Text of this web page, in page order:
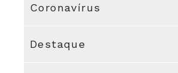
Coronavírus
Destaque